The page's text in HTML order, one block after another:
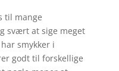
til mange
svært at sige meget
smykker i
godt til forskellige